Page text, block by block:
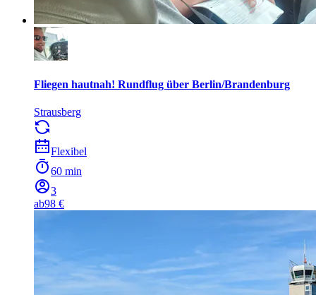
Fliegen hautnah! Rundflug über Berlin/Brandenburg
Strausberg
Flexibel
60 min
3
ab98 €